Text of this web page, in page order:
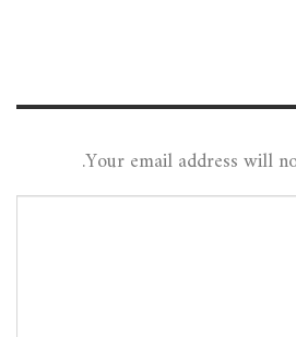
Your email address will